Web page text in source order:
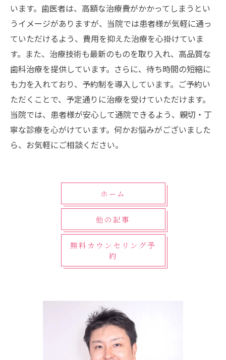
います。歯医者は、高額な治療費がかかってしまうとい
うイメージがありますが、当院では患者様が気軽に通っ
ていただけるよう、費用を抑えた治療を心掛けていま
す。また、治療技術も最新のものを取り入れ、高品質な
歯科治療を提供しています。さらに、待ち時間の短縮に
も力を入れており、予約制を導入しています。ご予約い
ただくことで、予定通りに治療を受けていただけます。
当院では、患者様が安心して通院できるよう、親切・丁
寧な診療を心がけています。何かお悩みがございました
ら、お気軽にご相談ください。
ホーム
他の記事
無料カウンセリング予
約